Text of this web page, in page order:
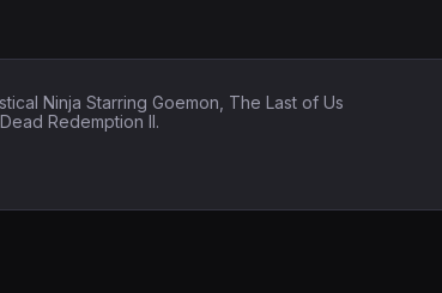
Ninja Starring Goemon, The Last of Us
Redemption II.